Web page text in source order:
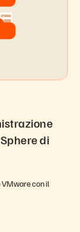
di
VMware con il